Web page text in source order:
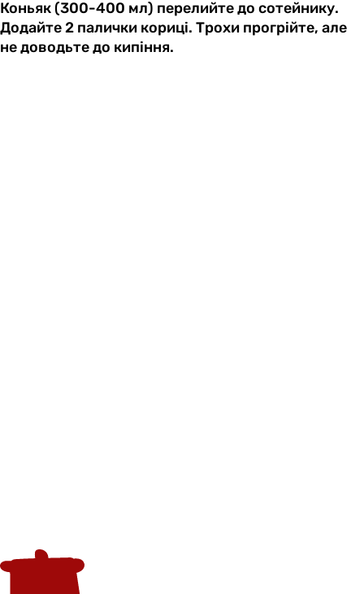
Коньяк (300-400 мл) перелийте до сотейнику.
Додайте 2 палички кориці. Трохи прогрійте, але
не доводьте до кипіння.